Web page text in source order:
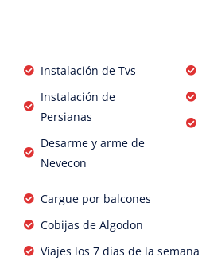
Instalación de Tvs
Instalación de
Persianas
Desarme y arme de
Nevecon
Cargue por balcones
Cobijas de Algodon
Viajes los 7 días de la semana